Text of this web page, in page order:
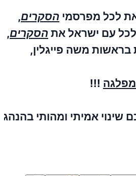
לכל מפרסמי הסקרים,
עם ישראל את הסקרים,
משה פייגלין,
!!!
שינוי אמיתי ומהותי